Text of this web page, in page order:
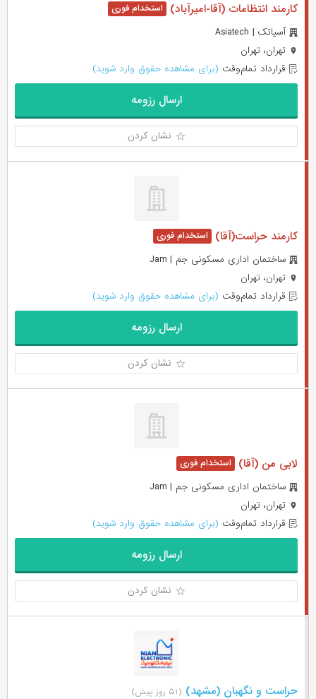
کارمند انتظامات (آقا-امیرآباد)
آسیاتک | Asiatech
تهران، تهران
قرارداد تمام‌وقت (برای مشاهده حقوق وارد شوید)
ارسال رزومه
نشان کردن
کارمند حراست(آقا)
ساختمان اداری مسکونی جم | Jam
تهران، تهران
قرارداد تمام‌وقت (برای مشاهده حقوق وارد شوید)
ارسال رزومه
نشان کردن
لابی من (آقا)
ساختمان اداری مسکونی جم | Jam
تهران، تهران
قرارداد تمام‌وقت (برای مشاهده حقوق وارد شوید)
ارسال رزومه
نشان کردن
حراست و نگهبان (مشهد) (۵۱ روز پیش)